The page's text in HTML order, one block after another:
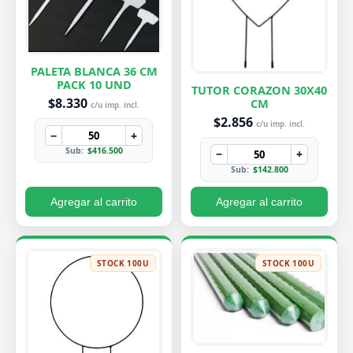
PALETA BLANCA 36 CM
PACK 10 UND
$8.330 c/u imp. incl.
− +
Sub: $416.500
Agregar al carrito
TUTOR CORAZON 30X40
CM
$2.856 c/u imp. incl.
− +
Sub: $142.800
Agregar al carrito
STOCK 100U STOCK 100U